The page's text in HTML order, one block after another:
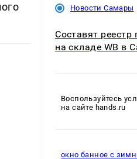
Новости Самары
Составят
на складе WB в
Воспользуйтесь
на сайте hands.ru
окно банное с